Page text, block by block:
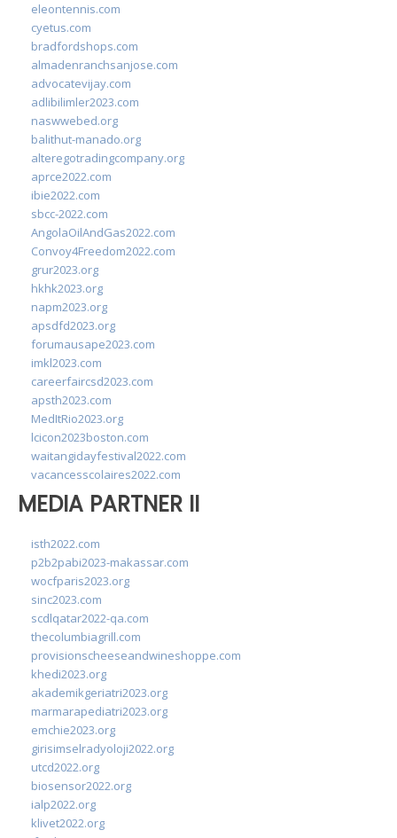
eleontennis.com
cyetus.com
bradfordshops.com
almadenranchsanjose.com
advocatevijay.com
adlibilimler2023.com
naswwebed.org
balithut-manado.org
alteregotradingcompany.org
aprce2022.com
ibie2022.com
sbcc-2022.com
AngolaOilAndGas2022.com
Convoy4Freedom2022.com
grur2023.org
hkhk2023.org
napm2023.org
apsdfd2023.org
forumausape2023.com
imkl2023.com
careerfaircsd2023.com
apsth2023.com
MedItRio2023.org
lcicon2023boston.com
waitangidayfestival2022.com
vacancesscolaires2022.com
MEDIA PARTNER II
isth2022.com
p2b2pabi2023-makassar.com
wocfparis2023.org
sinc2023.com
scdlqatar2022-qa.com
thecolumbiagrill.com
provisionscheeseandwineshoppe.com
khedi2023.org
akademikgeriatri2023.org
marmarapediatri2023.org
emchie2023.org
girisimselradyoloji2022.org
utcd2022.org
biosensor2022.org
ialp2022.org
klivet2022.org